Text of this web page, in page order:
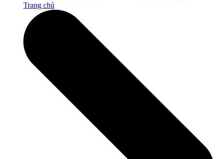
Trang chủ